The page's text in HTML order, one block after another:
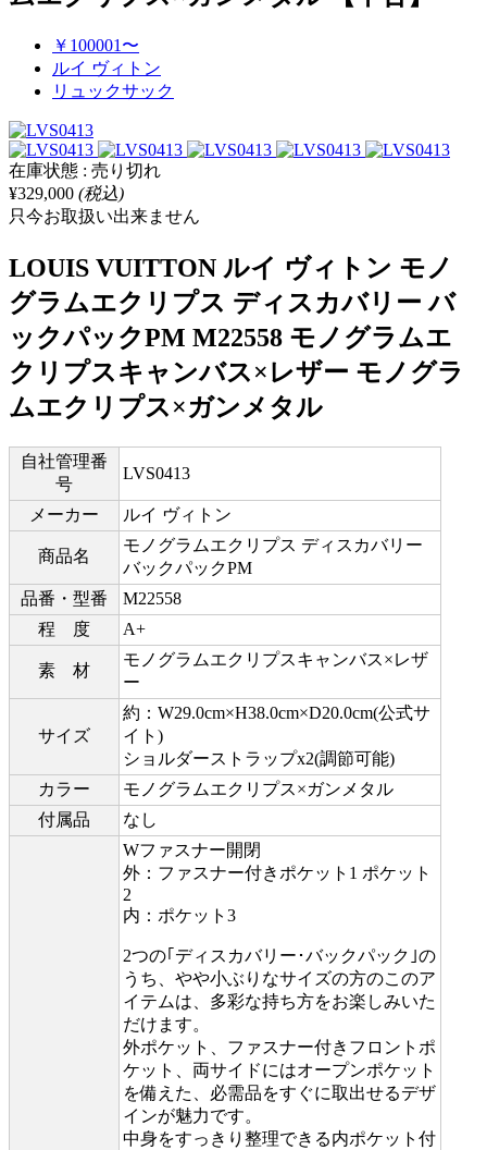
￥100001〜
ルイ ヴィトン
リュックサック
在庫状態 : 売り切れ
¥329,000 (税込)
只今お取扱い出来ません
LOUIS VUITTON ルイ ヴィトン モノ
グラムエクリプス ディスカバリー バ
ックパックPM M22558 モノグラムエ
クリプスキャンバス×レザー モノグラ
ムエクリプス×ガンメタル
自社管理番
号
LVS0413
メーカー ルイ ヴィトン
商品名
モノグラムエクリプス ディスカバリー
バックパックPM
品番・型番
M22558
程 度
A+
素 材
モノグラムエクリプスキャンバス×レザ
ー
サイズ
約：W29.0cm×H38.0cm×D20.0cm(公式サ
イト)
ショルダーストラップx2(調節可能)
カラー
モノグラムエクリプス×ガンメタル
付属品
なし
Wファスナー開閉
外：ファスナー付きポケット1 ポケット
2
内：ポケット3
2つの｢ディスカバリー･バックパック｣の
うち、やや小ぶりなサイズの方のこのア
イテムは、多彩な持ち方をお楽しみいた
だけます。
外ポケット、ファスナー付きフロントポ
ケット、両サイドにはオープンポケット
を備えた、必需品をすぐに取出せるデザ
インが魅力です。
中身をすっきり整理できる内ポケット付